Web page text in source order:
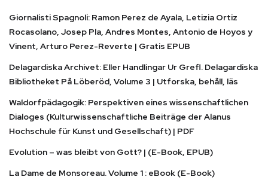
Giornalisti Spagnoli: Ramon Perez de Ayala, Letizia Ortiz
Rocasolano, Josep Pla, Andres Montes, Antonio de Hoyos y
Vinent, Arturo Perez-Reverte | Gratis EPUB
Delagardiska Archivet: Eller Handlingar Ur Grefl. Delagardiska
Bibliotheket På Löberöd, Volume 3 | Utforska, behåll, läs
Waldorfpädagogik: Perspektiven eines wissenschaftlichen
Dialoges (Kulturwissenschaftliche Beiträge der Alanus
Hochschule für Kunst und Gesellschaft) | PDF
Evolution – was bleibt von Gott? | (E-Book, EPUB)
La Dame de Monsoreau. Volume 1 : eBook (E-Book)